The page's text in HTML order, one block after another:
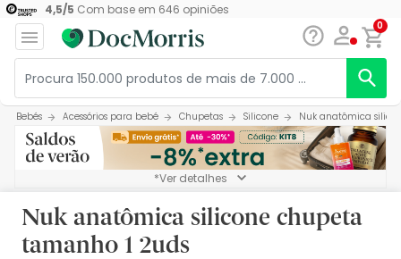
4,5/5 Com base em 646 opiniões
0
Bebés Acessórios para bebé Chupetas Silicone Nuk anatômica
*Ver detalhes
Nuk anatômica silicone chupeta
tamanho 1 2uds